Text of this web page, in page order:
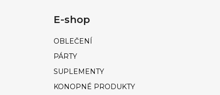
E-shop
OBLEČENÍ
PÁRTY
SUPLEMENTY
KONOPNÉ PRODUKTY